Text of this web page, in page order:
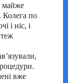
майже
Колега по
і ніс, і
вже